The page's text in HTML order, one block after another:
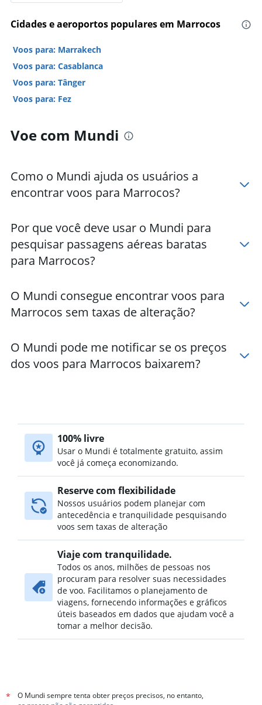
Cidades e aeroportos populares em Marrocos
Voos para: Marrakech
Voos para: Casablanca
Voos para: Tânger
Voos para: Fez
Voe com Mundi
Como o Mundi ajuda os usuários a
encontrar voos para Marrocos?
Por que você deve usar o Mundi para
pesquisar passagens aéreas baratas
para Marrocos?
O Mundi consegue encontrar voos para
Marrocos sem taxas de alteração?
O Mundi pode me notificar se os preços
dos voos para Marrocos baixarem?
100% livre
Usar o Mundi é totalmente gratuito, assim
você já começa economizando.
Reserve com flexibilidade
Nossos usuários podem planejar com
antecedência e tranquilidade pesquisando
voos sem taxas de alteração
Viaje com tranquilidade.
Todos os anos, milhões de pessoas nos
procuram para resolver suas necessidades
de voo. Facilitamos o planejamento de
viagens, fornecendo informações e gráficos
úteis baseados em dados que ajudam você a
tomar a melhor decisão.
*
O Mundi sempre tenta obter preços precisos, no entanto,